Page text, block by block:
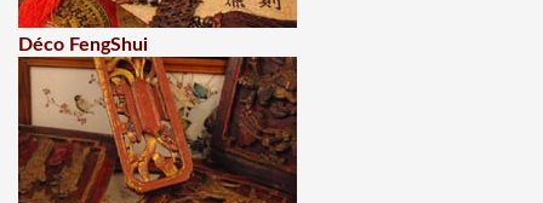
Déco FengShui